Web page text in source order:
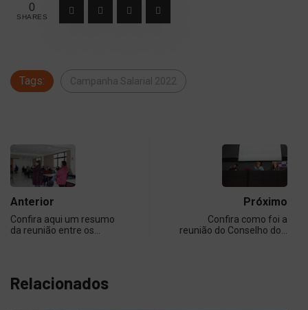
0
SHARES
Tags: Campanha Salarial 2022
Anterior
Confira aqui um resumo
da reunião entre os…
Próximo
Confira como foi a
reunião do Conselho do…
Relacionados